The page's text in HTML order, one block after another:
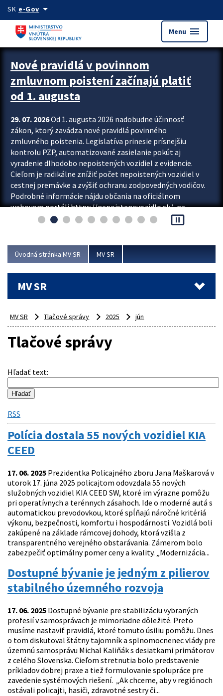
Preskocit na hlavný obsah
SK e-Govarrow_drop_down
Menu menu
Zastavit automatický posun upútavok
Nové pravidlá v povinnom
zmluvnom poistení začínajú platiť
od 1. augusta
29. 07. 2026Od 1. augusta 2026 nadobudne účinnosť
zákon, ktorý zavádza nové pravidlá povinného
zmluvného poistenia. Legislatíva prinesie prísnejšiu
kontrolu PZP, automatizované zasielanie pokút aj
vyradenie dlhodobo nepoistených vozidiel z evidencie.
Cieľom je radikálne znížiť počet nepoistených vozidiel v
cestnej premávke a zvýšiť ochranu zodpovedných vodičov.
Podrobné informácie nájdu občania na oficiálnom
webovom portáli https://nepoistenevozidlo.sk/, na
ktorom od augusta pribudne aj možnosť overiť si...
pause_presentation
Úvodná stránka MV SR MV SR
MV SR
MV SR Tlačové správy 2025 jún
Tlačové správy
Hľadať text:
RSS
Polícia dostala 55 nových vozidiel KIA
CEED
17. 06. 2025 Prezidentka Policajného zboru Jana Maškarová v
utorok 17. júna 2025 policajtom odovzdala 55 nových
služobných vozidiel KIA CEED SW, ktoré im výrazne pomôžu
pri operatívnych a terénnych zásahoch. Ide o moderné autá s
automatickou prevodovkou, ktoré spĺňajú náročné kritériá
výkonu, bezpečnosti, komfortu i hospodárnosti. Vozidlá boli
zakúpené na základe rámcovej dohody, ktorá vzišla z
transparentného verejného obstarávania. Zámerom bolo
zabezpečiť optimálny pomer ceny a kvality. „Modernizácia...
Dostupné bývanie je jedným z pilierov
stabilného územného rozvoja
17. 06. 2025 Dostupné bývanie pre stabilizáciu vybraných
profesií v samosprávach je mimoriadne dôležité. Preto
musíme nastaviť pravidlá, ktoré tomuto úsiliu pomôžu. Dnes
o tom diskutoval štátny tajomník a splnomocnenec vlády pre
územnú samosprávu Michal Kaliňák s desiatkami primátorov
z celého Slovenska. Cieľom stretnutia bolo predstavenie
príkladov dobrej praxe a tiež formulovanie spolupráce pre
zavedenie systémových riešení. „Ak chceme, aby v regiónoch
ostávali policajti, hasiči, zdravotné sestry či...